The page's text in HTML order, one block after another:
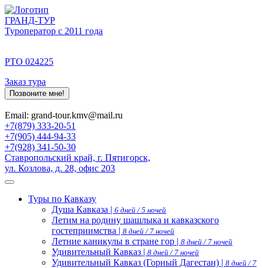
ГРАНД-ТУР
Туроператор с 2011 года
РТО 024225
Заказ тура
Позвоните мне!
Email: grand-tour.kmv@mail.ru
+7(879) 333-20-51
+7(905) 444-94-33
+7(928) 341-50-30
Ставропольский край, г. Пятигорск,
ул. Козлова, д. 28, офис 203
Туры по Кавказу
Душа Кавказа | 6 дней / 5 ночей
Летим на родину шашлыка и кавказского
гостеприимства | 8 дней / 7 ночей
Летние каникулы в стране гор | 8 дней / 7 ночей
Удивительный Кавказ | 8 дней / 7 ночей
Удивительный Кавказ (Горный Дагестан) | 8 дней / 7